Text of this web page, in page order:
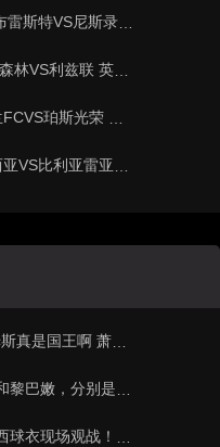
尼斯录像_全场录像
兹联 英超_全场录像
光荣 澳超录像_全
亚雷亚尔 西甲录像_
得听他的 新赛季日程安
分别是什么水平？
纯晒照：终究是人生，不